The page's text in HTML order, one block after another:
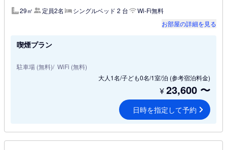
29㎡ 定員2名 シングルベッド 2 台
Wi-Fi無料
お部屋の詳細を見る
喫煙プラン
駐車場 (無料) WiFi (無料)
大人1名/子ども0名/1室/泊 (参考宿泊料金)
¥23,600 〜
日時を指定して予約